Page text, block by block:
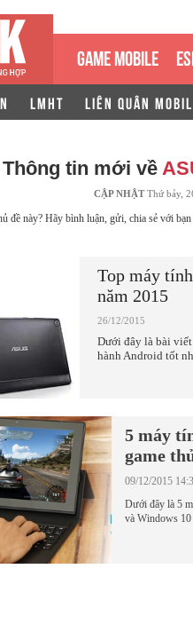
GAME MOBILE
LMHT LIÊN QUÂN
Thông tin mới về
CẬP NHẬTThứ bảy,
đề này? Hãy bình luận, gửi, chia sẻ với bạn
Top máy
năm 2015
26/12/2015
Dưới đây là bài
hành Android tốt
5 máy
game
09/12/2015
Dưới đây là 5
và Windows 10